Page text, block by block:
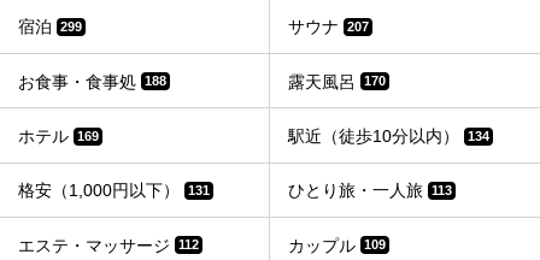
宿泊 299 サウナ 207
お食事・食事処 188 露天風呂 170
ホテル 169 駅近（徒歩10分以内） 134
格安（1,000円以下） 131 ひとり旅・一人旅 113
エステ・マッサージ 112 カップル 109